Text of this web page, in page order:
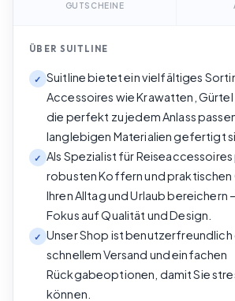
GUTSCHEINE
ÜBER SUITLINE
✓
Suitline bietet ein vielfältiges
Accessoires wie Krawatten, Gürtel
die perfekt zu jedem Anlass
langlebigen Materialien gefertigt
✓
Als Spezialist für
robusten Koffern und praktischen
Ihren Alltag und Urlaub bereichern
Fokus auf Qualität und Design.
✓
Unser Shop ist
schnellem Versand und einfachen
Rückgabeoptionen, damit Sie
können.